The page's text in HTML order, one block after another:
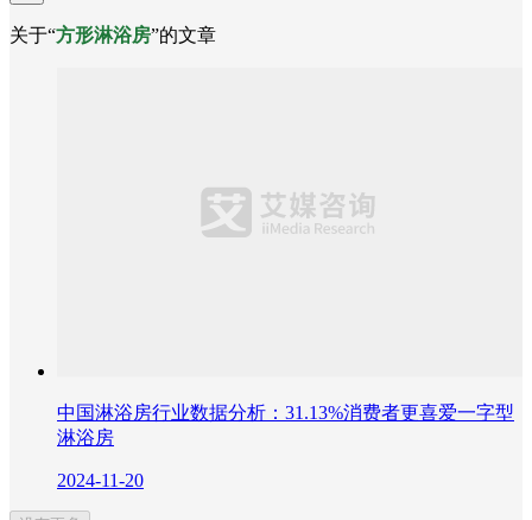
关于“方形淋浴房”的文章
中国淋浴房行业数据分析：31.13%消费者更喜爱一字型
淋浴房
2024-11-20